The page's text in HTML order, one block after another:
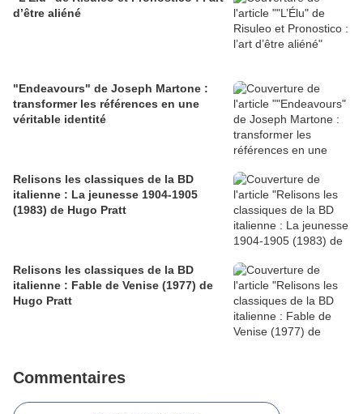
d’être aliéné
"Endeavours" de Joseph Martone :
transformer les références en une
véritable identité
Relisons les classiques de la BD
italienne : La jeunesse 1904-1905
(1983) de Hugo Pratt
Relisons les classiques de la BD
italienne : Fable de Venise (1977) de
Hugo Pratt
Commentaires